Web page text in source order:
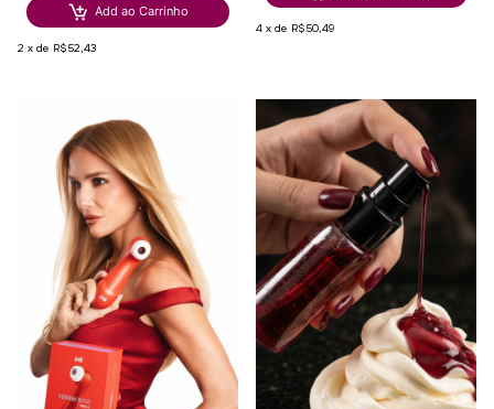
Add ao Carrinho
2 x de R$52,43
4 x de R$50,49